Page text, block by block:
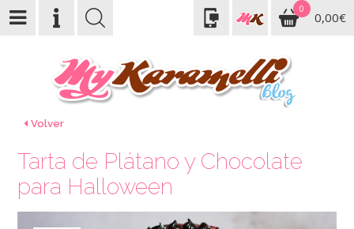
0
0,00€
Volver
Tarta de Plátano y Chocolate
para Halloween